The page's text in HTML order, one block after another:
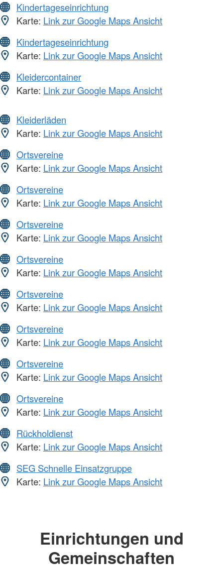
Kindertageseinrichtung
Karte: Link zur Google Maps Ansicht
Kindertageseinrichtung
Karte: Link zur Google Maps Ansicht
Kleidercontainer
Karte: Link zur Google Maps Ansicht
Kleiderläden
Karte: Link zur Google Maps Ansicht
Ortsvereine
Karte: Link zur Google Maps Ansicht
Ortsvereine
Karte: Link zur Google Maps Ansicht
Ortsvereine
Karte: Link zur Google Maps Ansicht
Ortsvereine
Karte: Link zur Google Maps Ansicht
Ortsvereine
Karte: Link zur Google Maps Ansicht
Ortsvereine
Karte: Link zur Google Maps Ansicht
Ortsvereine
Karte: Link zur Google Maps Ansicht
Ortsvereine
Karte: Link zur Google Maps Ansicht
Rückholdienst
Karte: Link zur Google Maps Ansicht
SEG Schnelle Einsatzgruppe
Karte: Link zur Google Maps Ansicht
Einrichtungen und
Gemeinschaften